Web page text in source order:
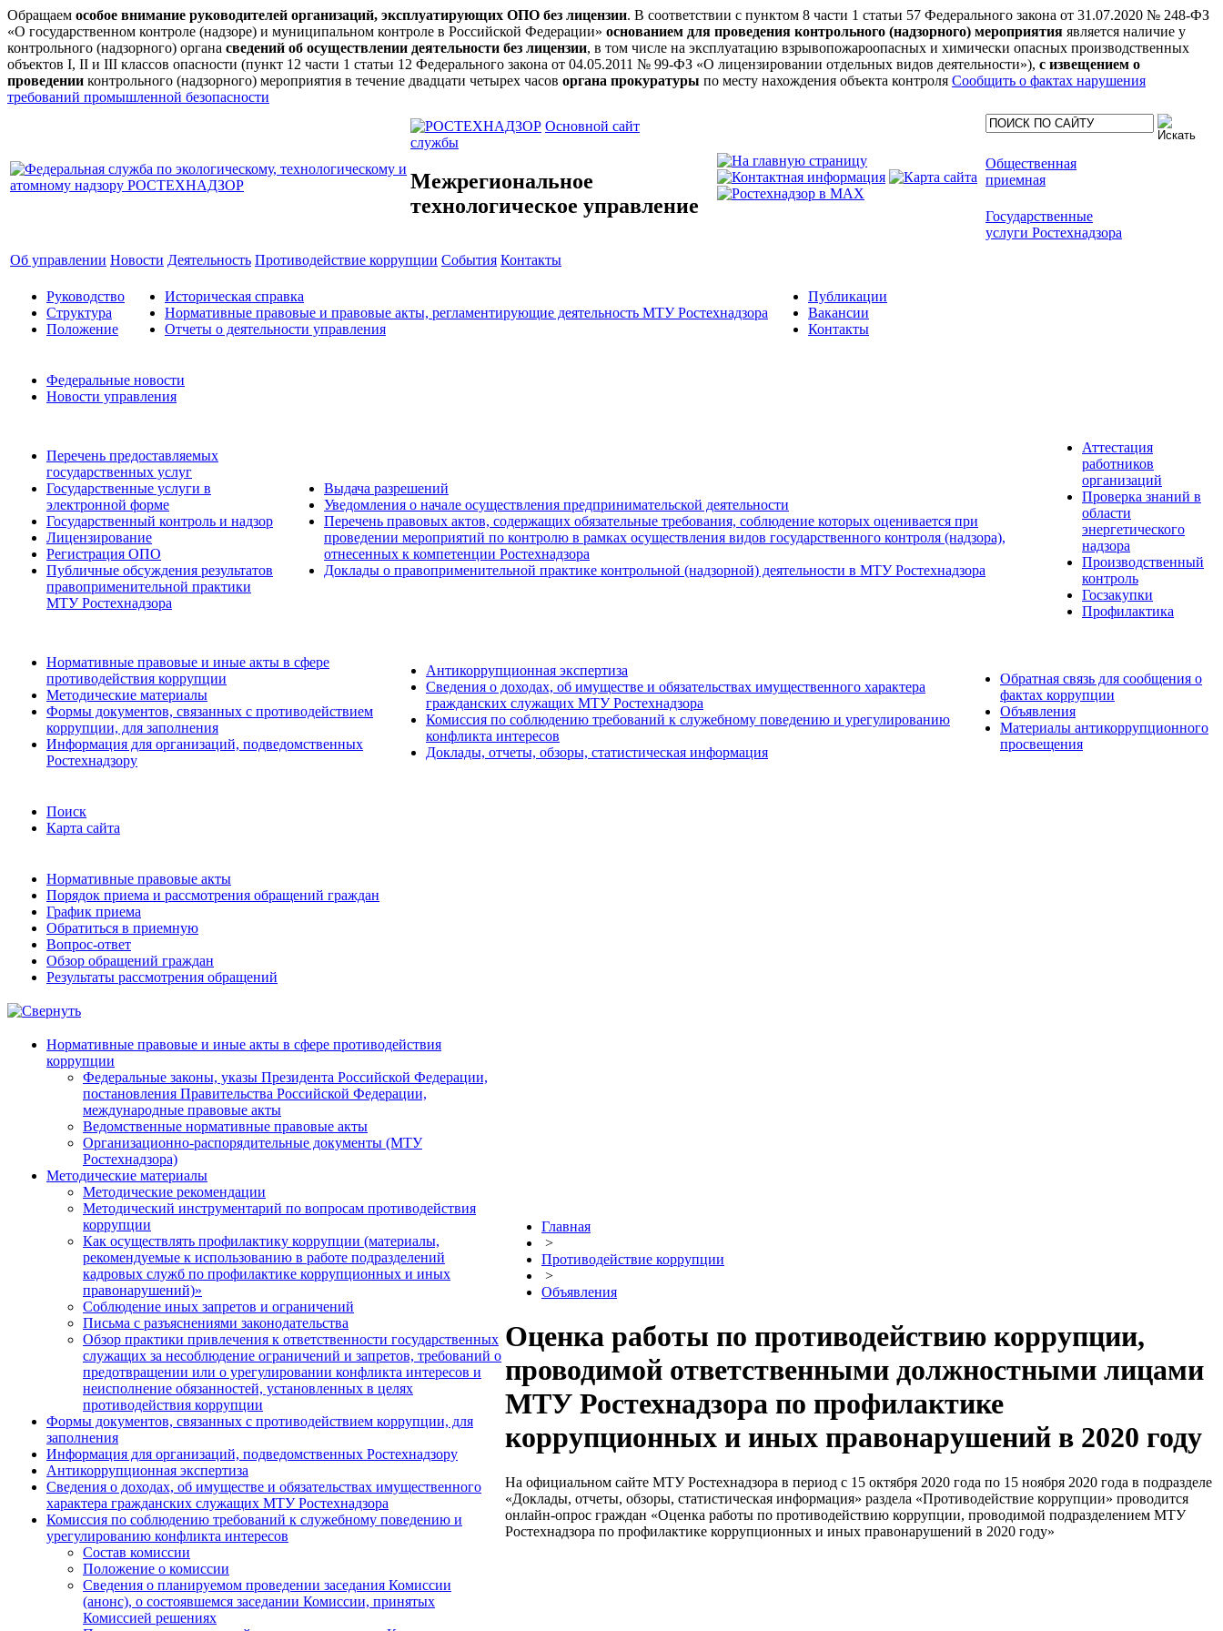
Обращаем особое внимание руководителей организаций, эксплуатирующих ОПО без лицензии. В соответствии с пунктом 8 части 1 статьи 57 Федерального закона от 31.07.2020 № 248-ФЗ
«О государственном контроле (надзоре) и муниципальном контроле в Российской Федерации» основанием для проведения контрольного (надзорного) мероприятия является наличие у
контрольного (надзорного) органа сведений об осуществлении деятельности без лицензии, в том числе на эксплуатацию взрывопожароопасных и химически опасных производственных
объектов I, II и III классов опасности (пункт 12 части 1 статьи 12 Федерального закона от 04.05.2011 № 99-ФЗ «О лицензировании отдельных видов деятельности»), с извещением о
проведении контрольного (надзорного) мероприятия в течение двадцати четырех часов органа прокуратуры по месту нахождения объекта контроля Сообщить о фактах нарушения
требований промышленной безопасности
Основной сайт
службы
Межрегиональное
технологическое управление
Общественная
приемная
Государственные
услуги Ростехнадзора
Об управлении Новости Деятельность Противодействие коррупции События Контакты
Руководство
Структура
Положение
Историческая справка
Нормативные правовые и правовые акты, регламентирующие деятельность МТУ Ростехнадзора
Отчеты о деятельности управления
Публикации
Вакансии
Контакты
Федеральные новости
Новости управления
Перечень предоставляемых
государственных услуг
Государственные услуги в
электронной форме
Государственный контроль и надзор
Лицензирование
Регистрация ОПО
Публичные обсуждения результатов
правоприменительной практики
МТУ Ростехнадзора
Выдача разрешений
Уведомления о начале осуществления предпринимательской деятельности
Перечень правовых актов, содержащих обязательные требования, соблюдение которых оценивается при
проведении мероприятий по контролю в рамках осуществления видов государственного контроля (надзора),
отнесенных к компетенции Ростехнадзора
Доклады о правоприменительной практике контрольной (надзорной) деятельности в МТУ Ростехнадзора
Аттестация
работников
организаций
Проверка знаний в
области
энергетического
надзора
Производственный
контроль
Госзакупки
Профилактика
Нормативные правовые и иные акты в сфере
противодействия коррупции
Методические материалы
Формы документов, связанных с противодействием
коррупции, для заполнения
Информация для организаций, подведомственных
Ростехнадзору
Антикоррупционная экспертиза
Сведения о доходах, об имуществе и обязательствах имущественного характера
гражданских служащих МТУ Ростехнадзора
Комиссия по соблюдению требований к служебному поведению и урегулированию
конфликта интересов
Доклады, отчеты, обзоры, статистическая информация
Обратная связь для сообщения о
фактах коррупции
Объявления
Материалы антикоррупционного
просвещения
Поиск
Карта сайта
Нормативные правовые акты
Порядок приема и рассмотрения обращений граждан
График приема
Обратиться в приемную
Вопрос-ответ
Обзор обращений граждан
Результаты рассмотрения обращений
Нормативные правовые и иные акты в сфере противодействия
коррупции
Федеральные законы, указы Президента Российской Федерации,
постановления Правительства Российской Федерации,
международные правовые акты
Ведомственные нормативные правовые акты
Организационно-распорядительные документы (МТУ
Ростехнадзора)
Методические материалы
Методические рекомендации
Методический инструментарий по вопросам противодействия
коррупции
Как осуществлять профилактику коррупции (материалы,
рекомендуемые к использованию в работе подразделений
кадровых служб по профилактике коррупционных и иных
правонарушений)»
Соблюдение иных запретов и ограничений
Письма с разъяснениями законодательства
Обзор практики привлечения к ответственности государственных
служащих за несоблюдение ограничений и запретов, требований о
предотвращении или о урегулировании конфликта интересов и
неисполнение обязанностей, установленных в целях
противодействия коррупции
Формы документов, связанных с противодействием коррупции, для
заполнения
Информация для организаций, подведомственных Ростехнадзору
Антикоррупционная экспертиза
Сведения о доходах, об имуществе и обязательствах имущественного
характера гражданских служащих МТУ Ростехнадзора
Комиссия по соблюдению требований к служебному поведению и
урегулированию конфликта интересов
Состав комиссии
Положение о комиссии
Сведения о планируемом проведении заседания Комиссии
(анонс), о состоявшемся заседании Комиссии, принятых
Комиссией решениях
Главная
>
Противодействие коррупции
>
Объявления
Оценка работы по противодействию коррупции,
проводимой ответственными должностными лицами
МТУ Ростехнадзора по профилактике
коррупционных и иных правонарушений в 2020 году
На официальном сайте МТУ Ростехнадзора в период с 15 октября 2020 года по 15 ноября 2020 года в подразделе
«Доклады, отчеты, обзоры, статистическая информация» раздела «Противодействие коррупции» проводится
онлайн-опрос граждан «Оценка работы по противодействию коррупции, проводимой подразделением МТУ
Ростехнадзора по профилактике коррупционных и иных правонарушений в 2020 году»